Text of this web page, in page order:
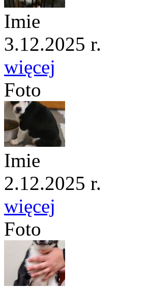
Imie
3.12.2025 r.
więcej
Foto
Imie
2.12.2025 r.
więcej
Foto